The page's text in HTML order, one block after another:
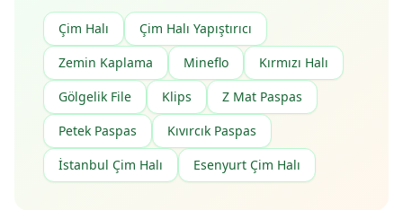
Çim Halı
Çim Halı Yapıştırıcı
Zemin Kaplama
Mineflo
Kırmızı Halı
Gölgelik File
Klips
Z Mat Paspas
Petek Paspas
Kıvırcık Paspas
İstanbul Çim Halı
Esenyurt Çim Halı